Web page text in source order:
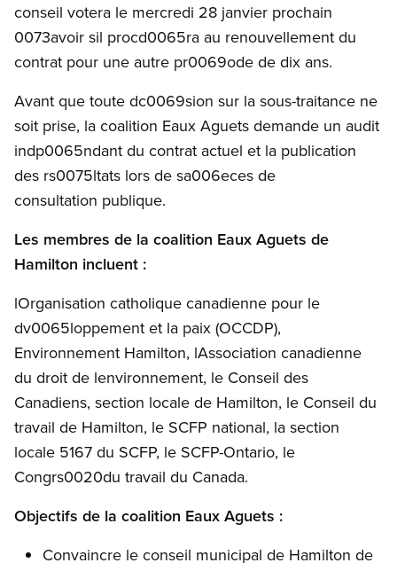
conseil votera le mercredi 28 janvier prochain
0073avoir sil procd0065ra au renouvellement du
contrat pour une autre pr0069ode de dix ans.
Avant que toute dc0069sion sur la sous-traitance ne
soit prise, la coalition Eaux Aguets demande un audit
indp0065ndant du contrat actuel et la publication
des rs0075ltats lors de sa006eces de
consultation publique.
Les membres de la coalition Eaux Aguets de
Hamilton incluent :
lOrganisation catholique canadienne pour le
dv0065loppement et la paix (OCCDP),
Environnement Hamilton, lAssociation canadienne
du droit de lenvironnement, le Conseil des
Canadiens, section locale de Hamilton, le Conseil du
travail de Hamilton, le SCFP national, la section
locale 5167 du SCFP, le SCFP-Ontario, le
Congrs0020du travail du Canada.
Objectifs de la coalition Eaux Aguets :
Convaincre le conseil municipal de Hamilton de